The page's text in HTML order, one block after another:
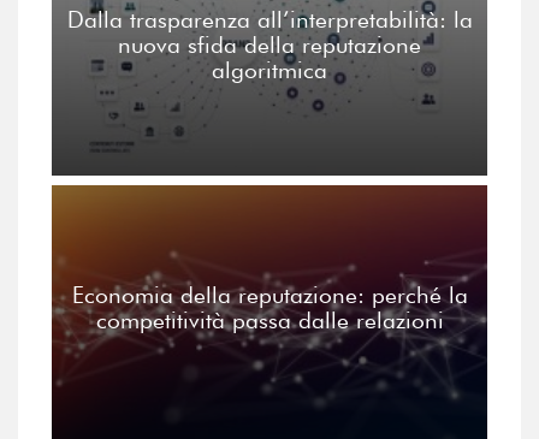
Dalla trasparenza all’interpretabilità: la
nuova sfida della reputazione
algoritmica
Economia della reputazione: perché la
competitività passa dalle relazioni